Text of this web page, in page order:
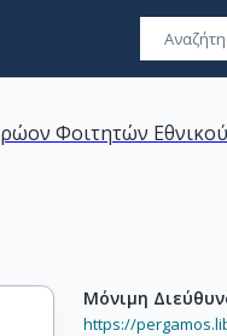
Φοιτητών
Μόνιμη
https://